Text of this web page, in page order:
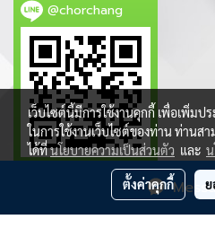
@chorchang
ลิขสิทธิ์ © 2021 บริษัท ช ช้าง
เว็บไซต์นี้มีการใช้งานคุกกี้ เพื่อเพิ่ม
ในการใช้งานเว็บไซต์ของท่าน ท่านส
ได้ที่นโยบายความเป็นส่วนตัว และ
ตั้งค่าคุกกี้